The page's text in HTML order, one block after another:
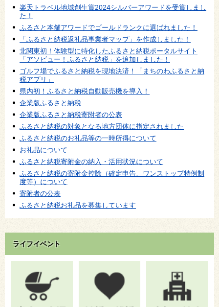
楽天トラベル地域創生賞2024シルバーアワードを受賞しまし
た！
ふるさと本舗アワードでゴールドランクに選ばれました！
「ふるさと納税返礼品事業者マップ」を作成しました！
北関東初！体験型に特化したふるさと納税ポータルサイト
「アソビュー！ふるさと納税」を追加しました！
ゴルフ場でふるさと納税を現地決済！「まちのわふるさと納
税アプリ」
県内初！ふるさと納税自動販売機を導入！
企業版ふるさと納税
企業版ふるさと納税寄附者の公表
ふるさと納税の対象となる地方団体に指定されました
ふるさと納税のお礼品等の一時所得について
お礼品について
ふるさと納税寄附金の納入・活用状況について
ふるさと納税の寄附金控除（確定申告、ワンストップ特例制
度等）について
寄附者の公表
ふるさと納税お礼品を募集しています
ライフイベント